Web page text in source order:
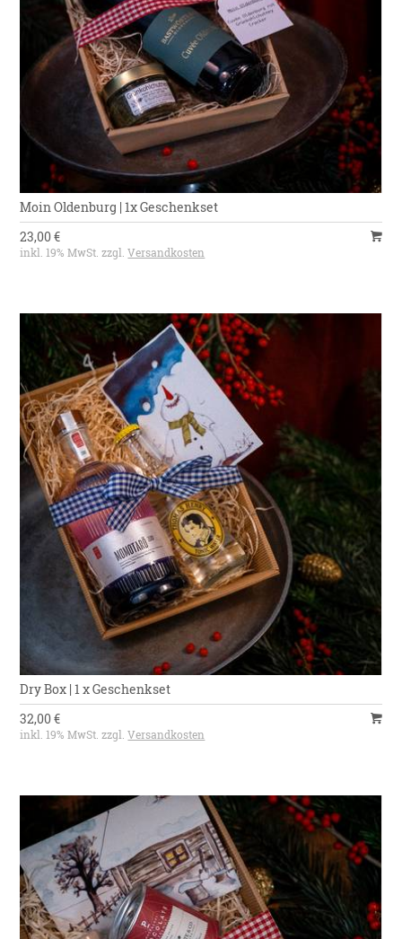
Moin Oldenburg | 1x Geschenkset
23,00 €
inkl. 19% MwSt. zzgl.Versandkosten
Dry Box | 1 x Geschenkset
32,00 €
inkl. 19% MwSt. zzgl.Versandkosten